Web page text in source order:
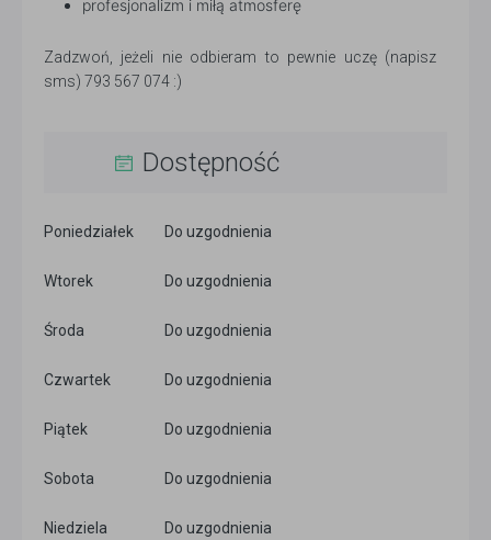
profesjonalizm i miłą atmosferę
Zadzwoń, jeżeli nie odbieram to pewnie uczę (napisz
sms) 793 567 074 :)
Dostępność
Poniedziałek Do uzgodnienia
Wtorek Do uzgodnienia
Środa Do uzgodnienia
Czwartek Do uzgodnienia
Piątek Do uzgodnienia
Sobota Do uzgodnienia
Niedziela Do uzgodnienia